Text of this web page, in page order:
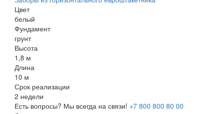
Цвет
белый
Фундамент
грунт
Высота
1,8 м
Длина
10 м
Срок реализации
2 недели
Есть вопросы? Мы всегда на связи! +7 800 800 80 00